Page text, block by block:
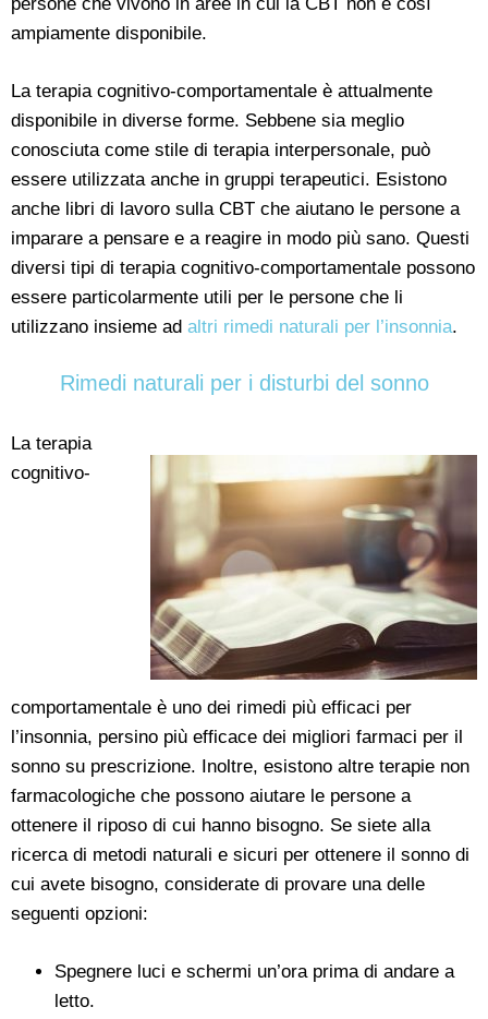
ampiamente disponibile.
La terapia cognitivo-comportamentale è attualmente
disponibile in diverse forme. Sebbene sia meglio
conosciuta come stile di terapia interpersonale, può
essere utilizzata anche in gruppi terapeutici. Esistono
anche libri di lavoro sulla CBT che aiutano le persone a
imparare a pensare e a reagire in modo più sano. Questi
diversi tipi di terapia cognitivo-comportamentale possono
essere particolarmente utili per le persone che li
utilizzano insieme ad altri rimedi naturali per l’insonnia.
Rimedi naturali per i disturbi del sonno
La terapia
cognitivo-
comportamentale è uno dei rimedi più efficaci per
l’insonnia, persino più efficace dei migliori farmaci per il
sonno su prescrizione. Inoltre, esistono altre terapie non
farmacologiche che possono aiutare le persone a
ottenere il riposo di cui hanno bisogno. Se siete alla
ricerca di metodi naturali e sicuri per ottenere il sonno di
cui avete bisogno, considerate di provare una delle
seguenti opzioni:
Spegnere luci e schermi un’ora prima di andare a
letto.